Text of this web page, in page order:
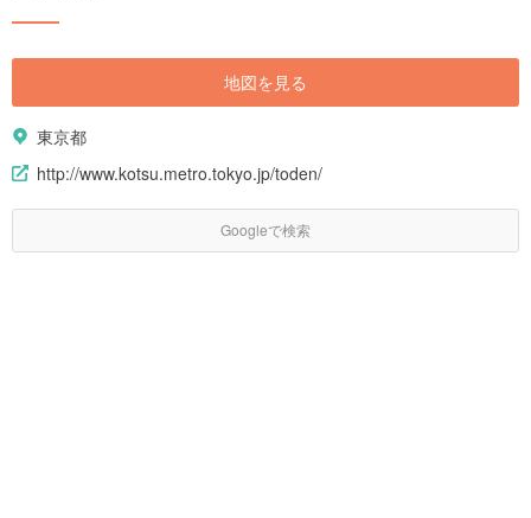
地図を見る
東京都
http://www.kotsu.metro.tokyo.jp/toden/
Googleで検索